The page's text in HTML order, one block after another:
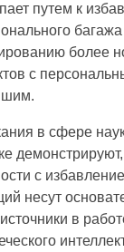
путем к
багажа
более
с
в сфере
с
несут
в